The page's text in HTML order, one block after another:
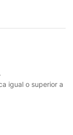
igual o superior a